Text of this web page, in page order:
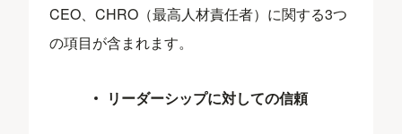
CEO、CHRO（最高人材責任者）に関する3つ
の項目が含まれます。
リーダーシップに対しての信頼